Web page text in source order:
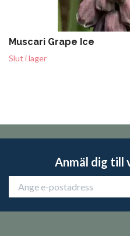
Muscari Grape Ice
Slut i lager
Anmäl dig till